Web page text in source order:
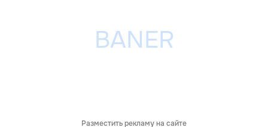
Разместить рекламу на сайте